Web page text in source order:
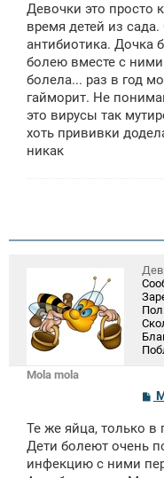
б
щ
е
н
и
Девочки это просто
время детей из
антибиотика. Дочка
болею вместе с
болела... раз в год
гайморит. Не
это вирусы так
хоть прививки
никак
Mola mola
С
о
б
щ
н
Те же яйца, только в
Дети болеют очень
инфекцию с ними